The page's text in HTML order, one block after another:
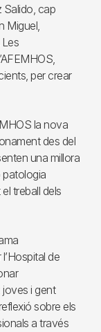
Salido, cap
Miguel,
per crear
la nova
des del
una millora
patologia
treball dels
de
i gent
sobre els
a través